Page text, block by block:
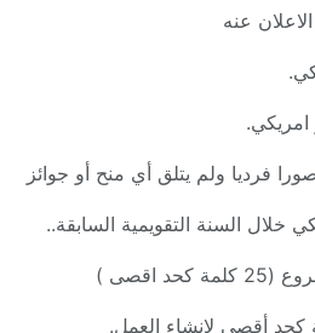
عنه
فرديا ولم يتلق أي منح أو جوائز
اقصى )